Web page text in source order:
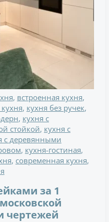
, встроенная кухня,
, кухня без ручек,
, кухня с
стойкой, кухня с
с деревянными
, кухня-гостиная,
, современная кухня,
за 1
чертежей